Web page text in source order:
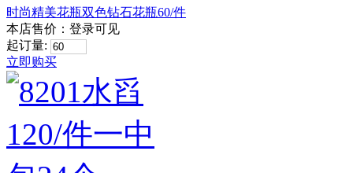
时尚精美花瓶双色钻石花瓶60/件
本店售价： 登录可见
起订量:
立即购买